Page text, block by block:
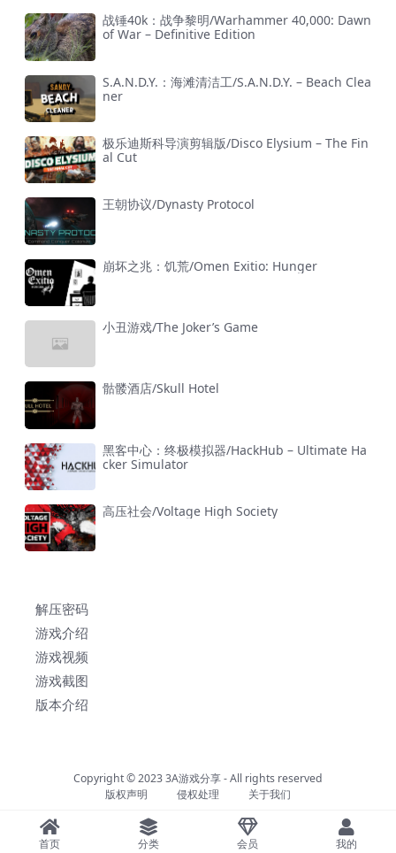
战锤40k：战争黎明/Warhammer 40,000: Dawn
of War – Definitive Edition
S.A.N.D.Y.：海滩清洁工/S.A.N.D.Y. – Beach Clea
ner
极乐迪斯科导演剪辑版/Disco Elysium – The Fin
al Cut
王朝协议/Dynasty Protocol
崩坏之兆：饥荒/Omen Exitio: Hunger
小丑游戏/The Joker’s Game
骷髅酒店/Skull Hotel
黑客中心：终极模拟器/HackHub – Ultimate Ha
cker Simulator
高压社会/Voltage High Society
解压密码
游戏介绍
游戏视频
游戏截图
版本介绍
Copyright © 20233A游戏分享- All rights reserved
版权声明
侵权处理 关于我们
首页 分类 会员 我的